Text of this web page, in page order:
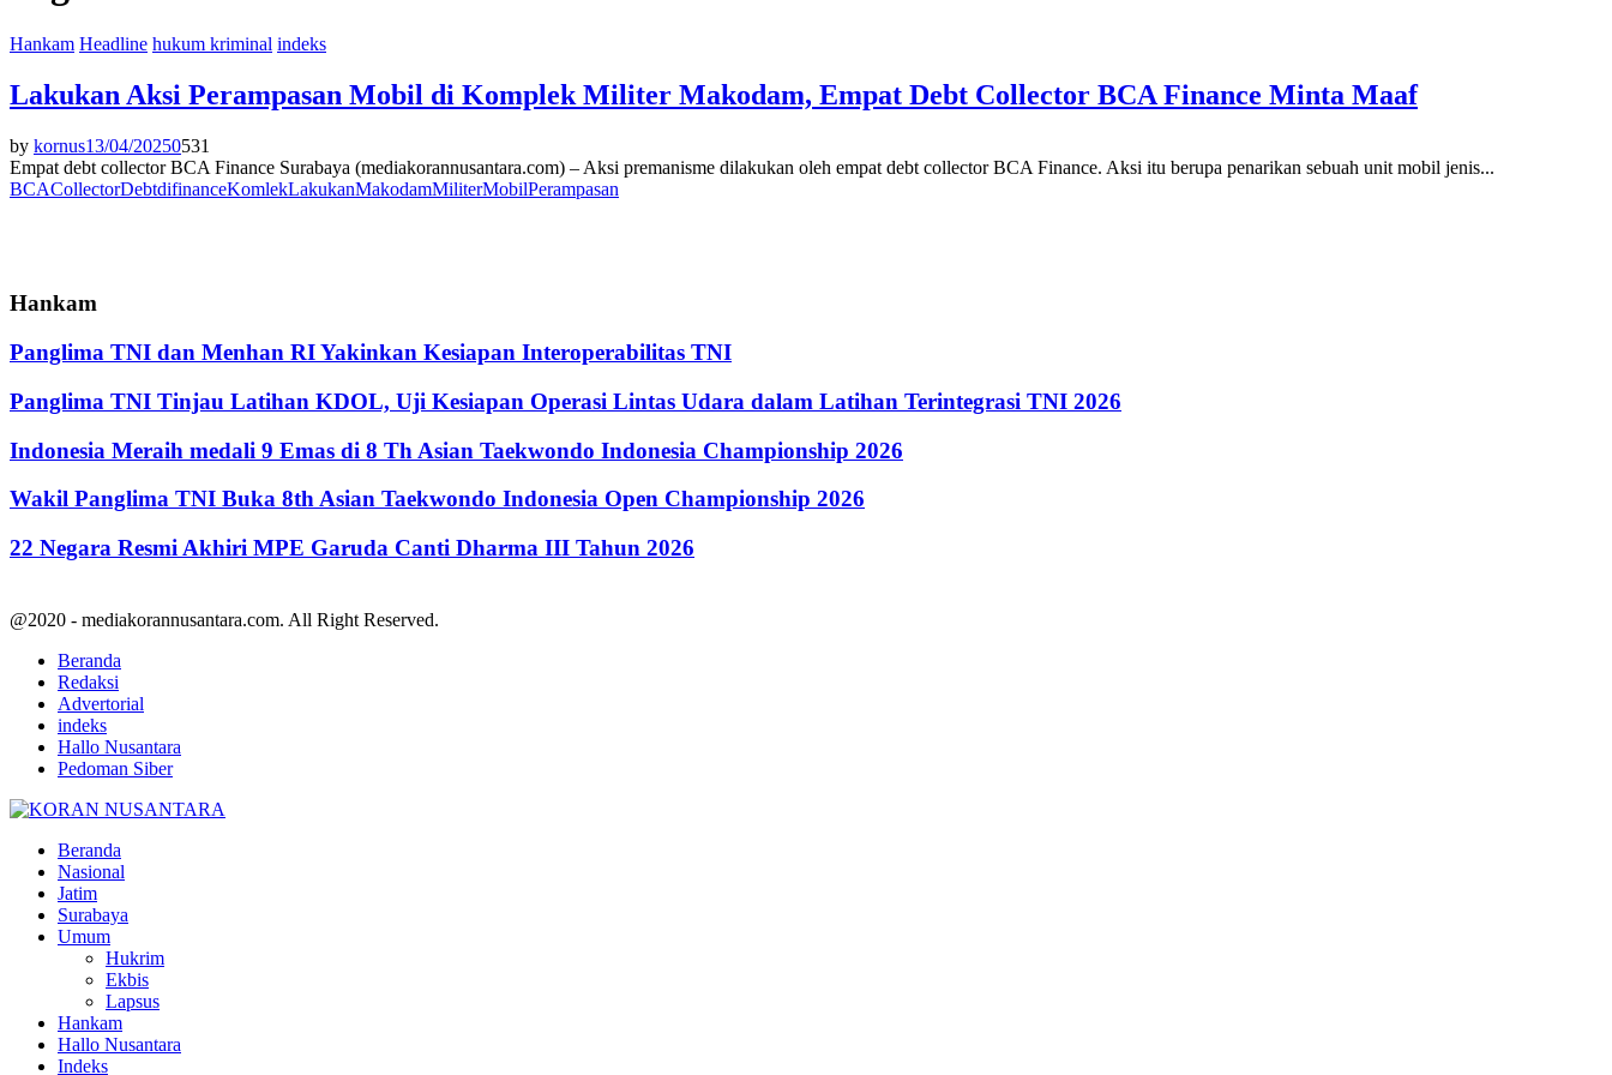
Hankam Headline hukum kriminal indeks
Lakukan Aksi Perampasan Mobil di Komplek Militer Makodam, Empat Debt Collector BCA Finance Minta Maaf
by kornus13/04/20250531
Empat debt collector BCA Finance Surabaya (mediakorannusantara.com) – Aksi premanisme dilakukan oleh empat debt collector BCA Finance. Aksi itu berupa penarikan sebuah unit mobil jenis...
BCACollectorDebtdifinanceKomlekLakukanMakodamMiliterMobilPerampasan
Hankam
Panglima TNI dan Menhan RI Yakinkan Kesiapan Interoperabilitas TNI
Panglima TNI Tinjau Latihan KDOL, Uji Kesiapan Operasi Lintas Udara dalam Latihan Terintegrasi TNI 2026
Indonesia Meraih medali 9 Emas di 8 Th Asian Taekwondo Indonesia Championship 2026
Wakil Panglima TNI Buka 8th Asian Taekwondo Indonesia Open Championship 2026
22 Negara Resmi Akhiri MPE Garuda Canti Dharma III Tahun 2026
@2020 - mediakorannusantara.com. All Right Reserved.
Beranda
Redaksi
Advertorial
indeks
Hallo Nusantara
Pedoman Siber
Beranda
Nasional
Jatim
Surabaya
Umum
Hukrim
Ekbis
Lapsus
Hankam
Hallo Nusantara
Indeks